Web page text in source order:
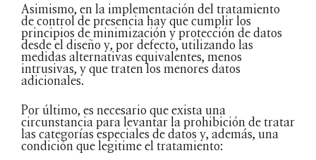
Asimismo, en la implementación del tratamiento
de control de presencia hay que cumplir los
principios de minimización y protección de datos
desde el diseño y, por defecto, utilizando las
medidas alternativas equivalentes, menos
intrusivas, y que traten los menores datos
adicionales.
Por último, es necesario que exista una
circunstancia para levantar la prohibición de tratar
las categorías especiales de datos y, además, una
condición que legitime el tratamiento: